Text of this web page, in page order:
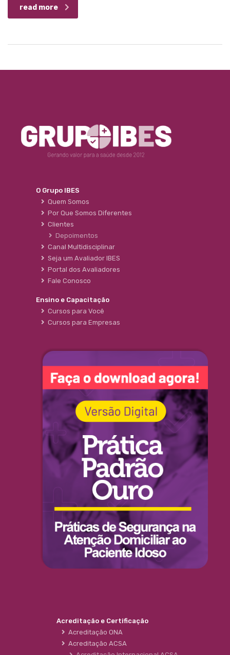
read more
O Grupo IBES
Quem Somos
Por Que Somos Diferentes
Clientes
Depoimentos
Canal Multidisciplinar
Seja um Avaliador IBES
Portal dos Avaliadores
Fale Conosco
Ensino e Capacitação
Cursos para Você
Cursos para Empresas
Acreditação e Certificação
Acreditação ONA
Acreditação ACSA